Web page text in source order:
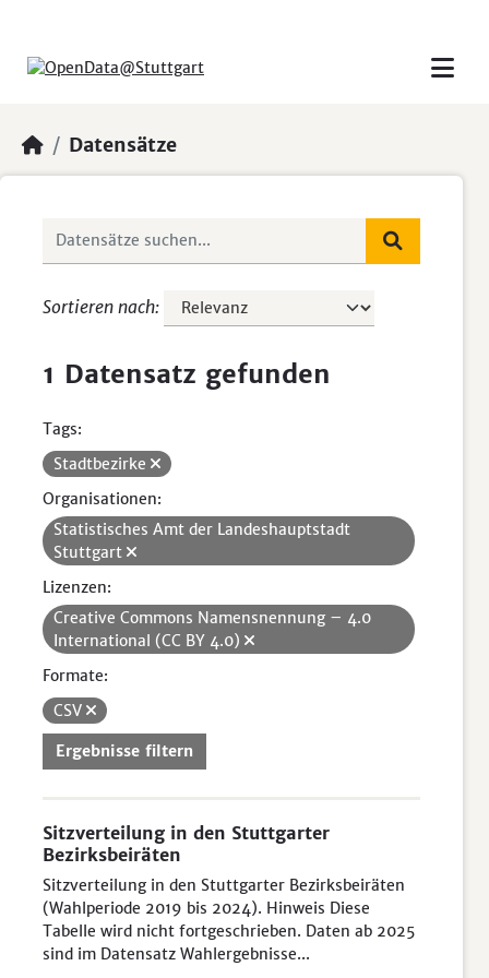
Datensätze
Sortieren nach
1 Datensatz gefunden
Tags:
Stadtbezirke
Organisationen:
Statistisches Amt der Landeshauptstadt
Stuttgart
Lizenzen:
Creative Commons Namensnennung – 4.0
International (CC BY 4.0)
Formate:
CSV
Ergebnisse filtern
Sitzverteilung in den Stuttgarter
Bezirksbeiräten
Sitzverteilung in den Stuttgarter Bezirksbeiräten
(Wahlperiode 2019 bis 2024). Hinweis Diese
Tabelle wird nicht fortgeschrieben. Daten ab 2025
sind im Datensatz Wahlergebnisse...